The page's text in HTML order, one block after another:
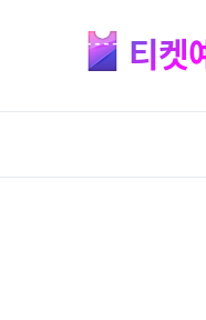
티켓